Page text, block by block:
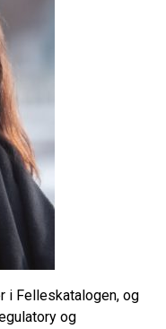
i Felleskatalogen, og
og